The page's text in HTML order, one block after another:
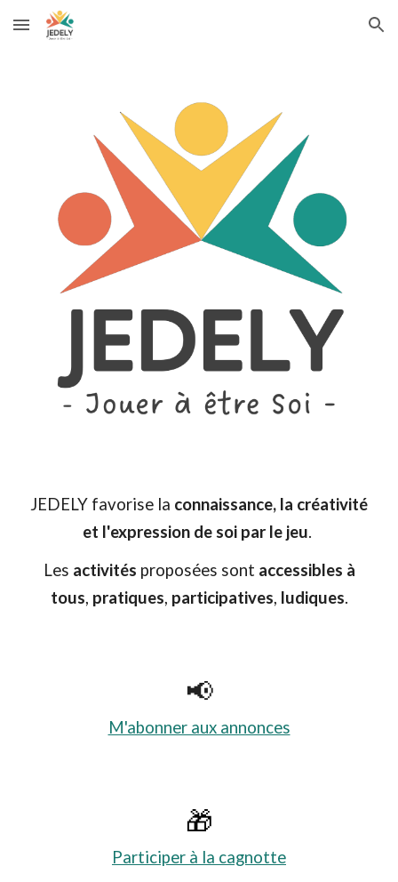
Skip to main content Skip to navigation
JEDELY favorise la connaissance, la créativité
et l'expression de soi par le jeu.
Les activités proposées sont accessibles à
tous, pratiques, participatives, ludiques.
📢
M'abonner aux annonces
🎁
Participer à la cagnotte